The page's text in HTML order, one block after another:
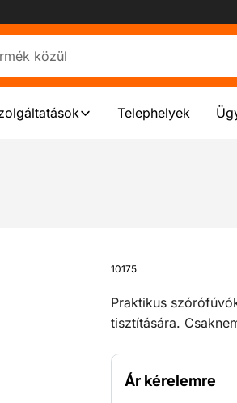
Telephelyek
10175
Praktikus
tisztítására.
kemény felületekről.
állítása révén a
Ár kérelemre